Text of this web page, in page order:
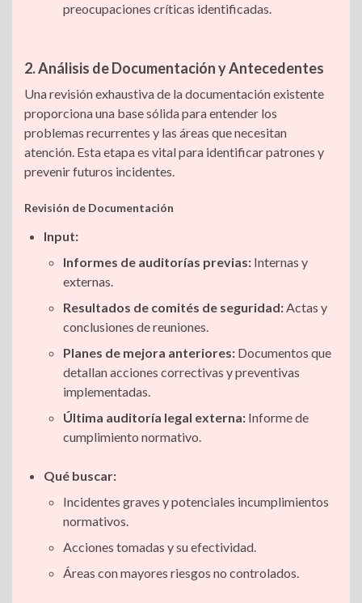
preocupaciones críticas identificadas.
2. Análisis de Documentación y Antecedentes
Una revisión exhaustiva de la documentación existente
proporciona una base sólida para entender los
problemas recurrentes y las áreas que necesitan
atención. Esta etapa es vital para identificar patrones y
prevenir futuros incidentes.
Revisión de Documentación
Input:
Informes de auditorías previas: Internas y
externas.
Resultados de comités de seguridad:Actas y
conclusiones de reuniones.
Planes de mejora anteriores: Documentos que
detallan acciones correctivas y preventivas
implementadas.
Última auditoría legal externa: Informe de
cumplimiento normativo.
Qué buscar:
Incidentes graves y potenciales incumplimientos
normativos.
Acciones tomadas y su efectividad.
Áreas con mayores riesgos no controlados.